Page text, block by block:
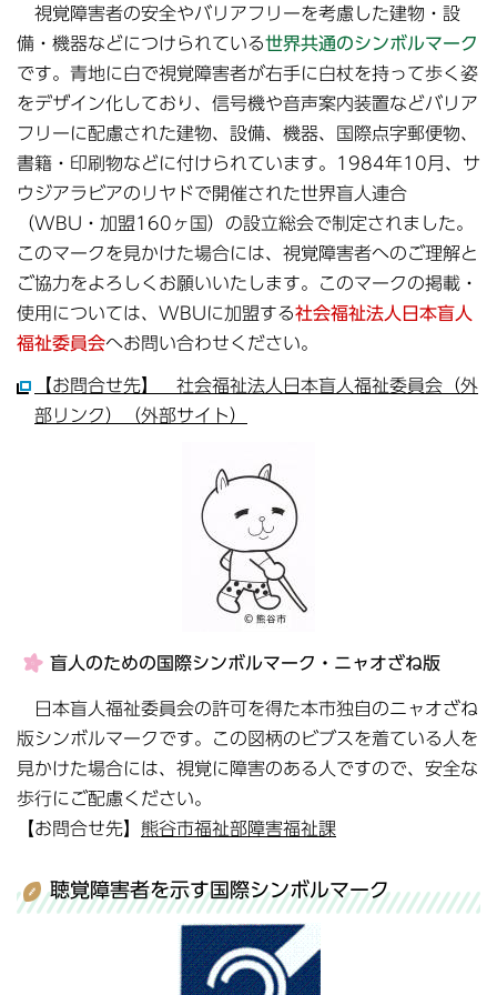
視覚障害者の安全やバリアフリーを考慮した建物・設
備・機器などにつけられている世界共通のシンボルマーク
です。青地に白で視覚障害者が右手に白杖を持って歩く姿
をデザイン化しており、信号機や音声案内装置などバリア
フリーに配慮された建物、設備、機器、国際点字郵便物、
書籍・印刷物などに付けられています。1984年10月、サ
ウジアラビアのリヤドで開催された世界盲人連合
（WBU・加盟160ヶ国）の設立総会で制定されました。
このマークを見かけた場合には、視覚障害者へのご理解と
ご協力をよろしくお願いいたします。このマークの掲載・
使用については、WBUに加盟する社会福祉法人日本盲人
福祉委員会へお問い合わせください。
【お問合せ先】 社会福祉法人日本盲人福祉委員会（外
部リンク）（外部サイト）
盲人のための国際シンボルマーク・ニャオざね版
日本盲人福祉委員会の許可を得た本市独自のニャオざね
版シンボルマークです。この図柄のビブスを着ている人を
見かけた場合には、視覚に障害のある人ですので、安全な
歩行にご配慮ください。
【お問合せ先】 熊谷市福祉部障害福祉課
聴覚障害者を示す国際シンボルマーク